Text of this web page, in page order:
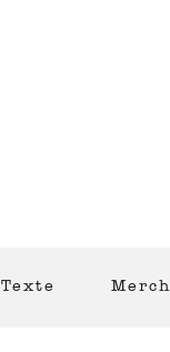
Texte Merch